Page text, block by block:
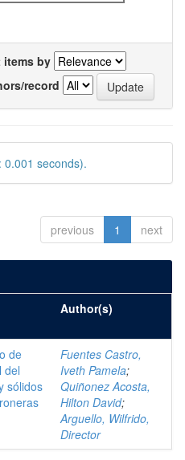
items by
record
0.001 seconds).
previous 1 next
Author(s)
de
del
sólidos
Fuentes Castro,
Iveth Pamela;
Quiñonez Acosta,
Hilton David;
Arguello, Wilfrido,
Director